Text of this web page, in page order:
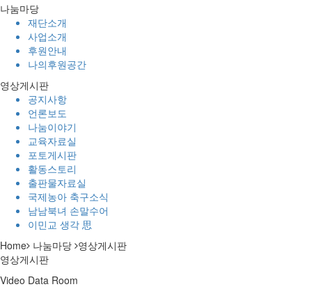
나눔마당
재단소개
사업소개
후원안내
나의후원공간
영상게시판
공지사항
언론보도
나눔이야기
교육자료실
포토게시판
활동스토리
출판물자료실
국제농아 축구소식
남남북녀 손말수어
이민교 생각 思
Home 나눔마당 영상게시판
영상게시판
Video Data Room